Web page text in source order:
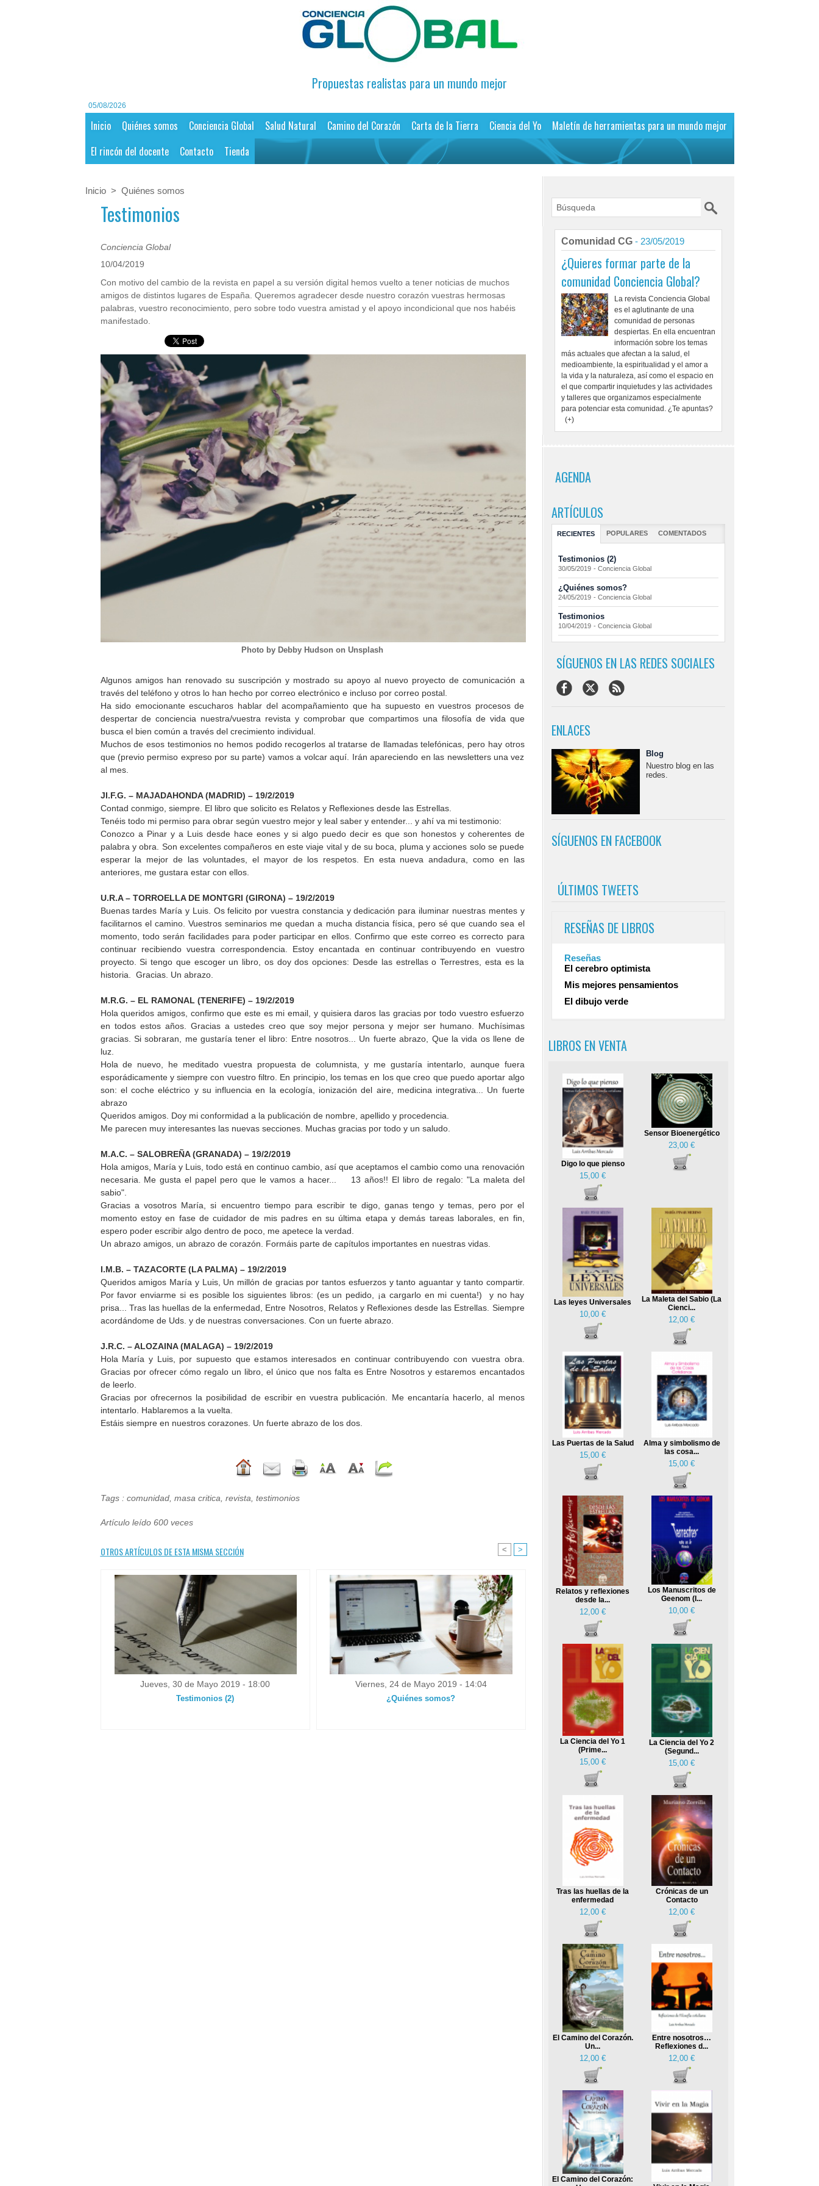
Propuestas realistas para un mundo mejor
05/08/2026
Inicio Quiénes somos Conciencia Global Salud Natural Camino del Corazón Carta de la Tierra Ciencia del Yo
Maletín de herramientas para un mundo mejor
El rincón del docente
Contacto Tienda
Inicio > Quiénes somos
Testimonios
Conciencia Global
10/04/2019
Con motivo del cambio de la revista en papel a su versión digital hemos vuelto a tener noticias de muchos
amigos de distintos lugares de España. Queremos agradecer desde nuestro corazón vuestras hermosas
palabras, vuestro reconocimiento, pero sobre todo vuestra amistad y el apoyo incondicional que nos habéis
manifestado.
Photo by Debby Hudson on Unsplash
Algunos amigos han renovado su suscripción y mostrado su apoyo al nuevo proyecto de comunicación a
través del teléfono y otros lo han hecho por correo electrónico e incluso por correo postal.
Ha sido emocionante escucharos hablar del acompañamiento que ha supuesto en vuestros procesos de
despertar de conciencia nuestra/vuestra revista y comprobar que compartimos una filosofía de vida que
busca el bien común a través del crecimiento individual.
Muchos de esos testimonios no hemos podido recogerlos al tratarse de llamadas telefónicas, pero hay otros
que (previo permiso expreso por su parte) vamos a volcar aquí. Irán apareciendo en las newsletters una vez
al mes.
JI.F.G. – MAJADAHONDA (MADRID) – 19/2/2019
Contad conmigo, siempre. El libro que solicito es Relatos y Reflexiones desde las Estrellas.
Tenéis todo mi permiso para obrar según vuestro mejor y leal saber y entender... y ahí va mi testimonio:
Conozco a Pinar y a Luis desde hace eones y si algo puedo decir es que son honestos y coherentes de
palabra y obra. Son excelentes compañeros en este viaje vital y de su boca, pluma y acciones solo se puede
esperar la mejor de las voluntades, el mayor de los respetos. En esta nueva andadura, como en las
anteriores, me gustara estar con ellos.
U.R.A – TORROELLA DE MONTGRI (GIRONA) – 19/2/2019
Buenas tardes María y Luis. Os felicito por vuestra constancia y dedicación para iluminar nuestras mentes y
facilitarnos el camino. Vuestros seminarios me quedan a mucha distancia física, pero sé que cuando sea el
momento, todo serán facilidades para poder participar en ellos. Confirmo que este correo es correcto para
continuar recibiendo vuestra correspondencia. Estoy encantada en continuar contribuyendo en vuestro
proyecto. Si tengo que escoger un libro, os doy dos opciones: Desde las estrellas o Terrestres, esta es la
historia. Gracias. Un abrazo.
M.R.G. – EL RAMONAL (TENERIFE) – 19/2/2019
Hola queridos amigos, confirmo que este es mi email, y quisiera daros las gracias por todo vuestro esfuerzo
en todos estos años. Gracias a ustedes creo que soy mejor persona y mejor ser humano. Muchísimas
gracias. Si sobraran, me gustaría tener el libro: Entre nosotros... Un fuerte abrazo, Que la vida os llene de
luz.
Hola de nuevo, he meditado vuestra propuesta de columnista, y me gustaría intentarlo, aunque fuera
esporádicamente y siempre con vuestro filtro. En principio, los temas en los que creo que puedo aportar algo
son: el coche eléctrico y su influencia en la ecología, ionización del aire, medicina integrativa... Un fuerte
abrazo
Queridos amigos. Doy mi conformidad a la publicación de nombre, apellido y procedencia.
Me parecen muy interesantes las nuevas secciones. Muchas gracias por todo y un saludo.
M.A.C. – SALOBREÑA (GRANADA) – 19/2/2019
Hola amigos, María y Luis, todo está en continuo cambio, así que aceptamos el cambio como una renovación
necesaria. Me gusta el papel pero que le vamos a hacer... 13 años!! El libro de regalo: "La maleta del
sabio".
Gracias a vosotros María, si encuentro tiempo para escribir te digo, ganas tengo y temas, pero por el
momento estoy en fase de cuidador de mis padres en su última etapa y demás tareas laborales, en fin,
espero poder escribir algo dentro de poco, me apetece la verdad.
Un abrazo amigos, un abrazo de corazón. Formáis parte de capítulos importantes en nuestras vidas.
I.M.B. – TAZACORTE (LA PALMA) – 19/2/2019
Queridos amigos María y Luis, Un millón de gracias por tantos esfuerzos y tanto aguantar y tanto compartir.
Por favor enviarme si es posible los siguientes libros: (es un pedido, ¡a cargarlo en mi cuenta!) y no hay
prisa... Tras las huellas de la enfermedad, Entre Nosotros, Relatos y Reflexiones desde las Estrellas. Siempre
acordándome de Uds. y de nuestras conversaciones. Con un fuerte abrazo.
J.R.C. – ALOZAINA (MALAGA) – 19/2/2019
Hola María y Luis, por supuesto que estamos interesados en continuar contribuyendo con vuestra obra.
Gracias por ofrecer cómo regalo un libro, el único que nos falta es Entre Nosotros y estaremos encantados
de leerlo.
Gracias por ofrecernos la posibilidad de escribir en vuestra publicación. Me encantaría hacerlo, al menos
intentarlo. Hablaremos a la vuelta.
Estáis siempre en nuestros corazones. Un fuerte abrazo de los dos.
Tags: comunidad, masa critica revista testimonios
Artículo leído 600 veces
OTROS ARTÍCULOS DE ESTA MISMA SECCIÓN < >
Jueves, 30 de Mayo 2019 - 18:00
Testimonios (2)
Viernes, 24 de Mayo 2019 - 14:04
¿Quiénes somos?
Comunidad CG - 23/05/2019
¿Quieres formar parte de la
comunidad Conciencia Global?
La revista Conciencia Global
es el aglutinante de una
comunidad de personas
despiertas. En ella encuentran
información sobre los temas
más actuales que afectan a la salud, el
medioambiente, la espiritualidad y el amor a
la vida y la naturaleza, así como el espacio en
el que compartir inquietudes y las actividades
y talleres que organizamos especialmente
para potenciar esta comunidad. ¿Te apuntas?
(+)
AGENDA
ARTÍCULOS
RECIENTES POPULARES COMENTADOS
Testimonios (2)
30/05/2019 - Conciencia Global
¿Quiénes somos?
24/05/2019 - Conciencia Global
Testimonios
10/04/2019 - Conciencia Global
SÍGUENOS EN LAS REDES SOCIALES
ENLACES
Blog
Nuestro blog en las
redes.
SÍGUENOS EN FACEBOOK
ÚLTIMOS TWEETS
RESEÑAS DE LIBROS
Reseñas
El cerebro optimista
Mis mejores pensamientos
El dibujo verde
LIBROS EN VENTA
Digo lo que pienso
15,00 €
Sensor Bioenergético
23,00 €
Las leyes Universales
10,00 €
La Maleta del Sabio (La
Cienci...
12,00 €
Las Puertas de la Salud
15,00 €
Alma y simbolismo de
las cosa...
15,00 €
Relatos y reflexiones
desde la...
12,00 €
Los Manuscritos de
Geenom (I...
10,00 €
La Ciencia del Yo 1
(Prime...
15,00 €
La Ciencia del Yo 2
(Segund...
15,00 €
Tras las huellas de la
enfermedad
12,00 €
Crónicas de un
Contacto
12,00 €
El Camino del Corazón.
Un...
12,00 €
Entre nosotros…
Reflexiones d...
12,00 €
El Camino del Corazón: